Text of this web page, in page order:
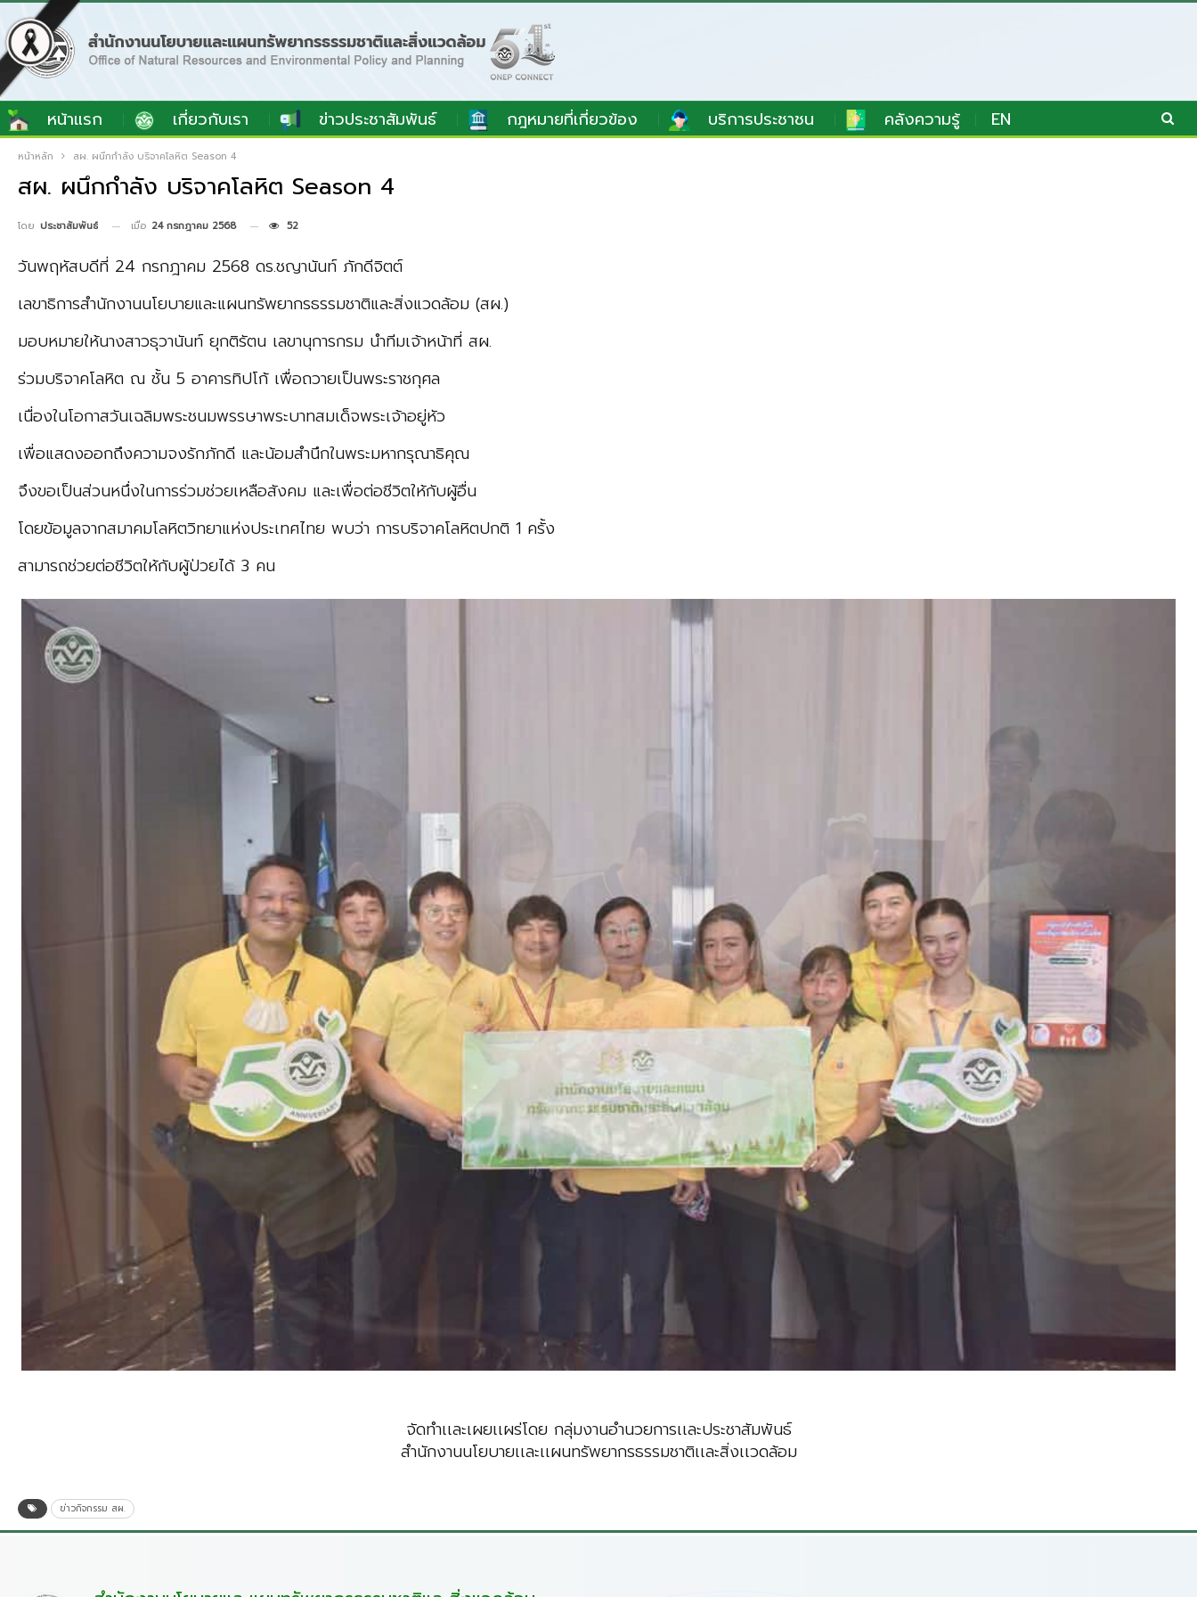
หน้าแรก เกี่ยวกับเรา ข่าวประชาสัมพันธ์ กฎหมายที่เกี่ยวข้อง บริการประชาชน คลังความรู้ EN
หน้าหลัก สผ. ผนึกกำลัง บริจาคโลหิต Season 4
สผ. ผนึกกำลัง บริจาคโลหิต Season 4
โดย ประชาสัมพันธ์ เมื่อ 24 กรกฎาคม 2568 52
วันพฤหัสบดีที่ 24 กรกฎาคม 2568 ดร.ชญานันท์ ภักดีจิตต์
เลขาธิการสำนักงานนโยบายและแผนทรัพยากรธรรมชาติและสิ่งแวดล้อม (สผ.)
มอบหมายให้นางสาวธุวานันท์ ยุกติรัตน เลขานุการกรม นำทีมเจ้าหน้าที่ สผ.
ร่วมบริจาคโลหิต ณ ชั้น 5 อาคารทิปโก้ เพื่อถวายเป็นพระราชกุศล
เนื่องในโอกาสวันเฉลิมพระชนมพรรษาพระบาทสมเด็จพระเจ้าอยู่หัว
เพื่อแสดงออกถึงความจงรักภักดี และน้อมสำนึกในพระมหากรุณาธิคุณ
จึงขอเป็นส่วนหนึ่งในการร่วมช่วยเหลือสังคม และเพื่อต่อชีวิตให้กับผู้อื่น
โดยข้อมูลจากสมาคมโลหิตวิทยาแห่งประเทศไทย พบว่า การบริจาคโลหิตปกติ 1 ครั้ง
สามารถช่วยต่อชีวิตให้กับผู้ป่วยได้ 3 คน
จัดทำเเละเผยเเผร่โดย กลุ่มงานอำนวยการเเละประชาสัมพันธ์
สำนักงานนโยบายเเละเเผนทรัพยากรธรรมชาติเเละสิ่งเเวดล้อม
ข่าวกิจกรรม สผ.